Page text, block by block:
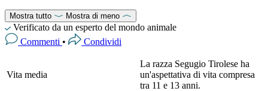
Mostra tutto Mostra di meno
Verificato da un esperto del mondo animale
Commenti • Condividi
Vita media
La razza Segugio Tirolese ha
un'aspettativa di vita compresa
tra 11 e 13 anni.